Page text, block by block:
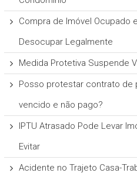
Compra de Imóvel Ocupado
Desocupar Legalmente
Medida Protetiva Suspende
Posso protestar contrato de
vencido e não pago?
IPTU Atrasado Pode Levar
Evitar
Acidente no Trajeto Casa-